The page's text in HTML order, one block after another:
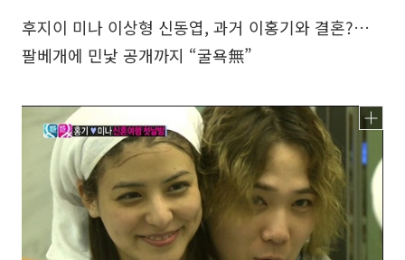
후지이 미나 이상형 신동엽, 과거 이홍기와 결혼?…
팔베개에 민낯 공개까지 “굴욕無”